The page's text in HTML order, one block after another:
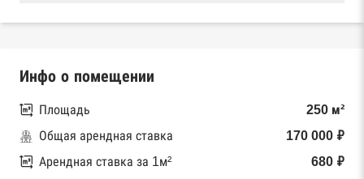
Инфо о помещении
Площадь
250 м²
Общая арендная ставка
170 000 ₽
Арендная ставка за 1м²
680 ₽